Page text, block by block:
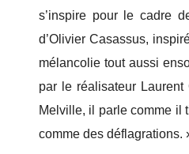
s’inspire pour le cadre
d’Olivier Casassus,
mélancolie tout aussi
par le réalisateur
Melville, il parle comme il
comme des déflagrations.